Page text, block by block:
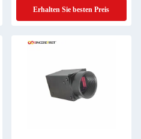
Erhalten Sie besten Preis